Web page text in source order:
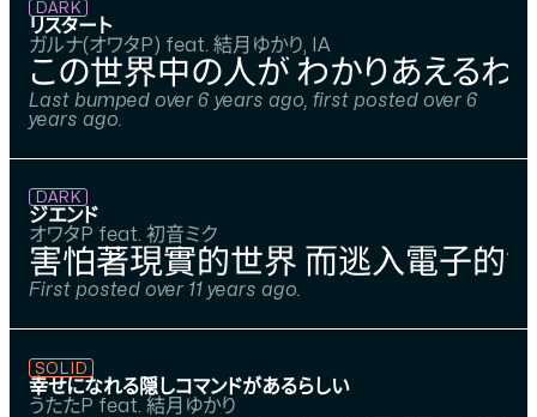
リスタート
ガルナ(オワタP) feat. 結月ゆかり, IA
DARK
この世界中の人が わかりあえるわ
Last bumped over 6 years ago, first posted over 6
years ago.
ジエンド
オワタP feat. 初音ミク
DARK
害怕著現實的世界 而逃入電子的
First posted over 11 years ago.
幸せになれる隠しコマンドがあるらしい
うたたP feat. 結月ゆかり
SOLID